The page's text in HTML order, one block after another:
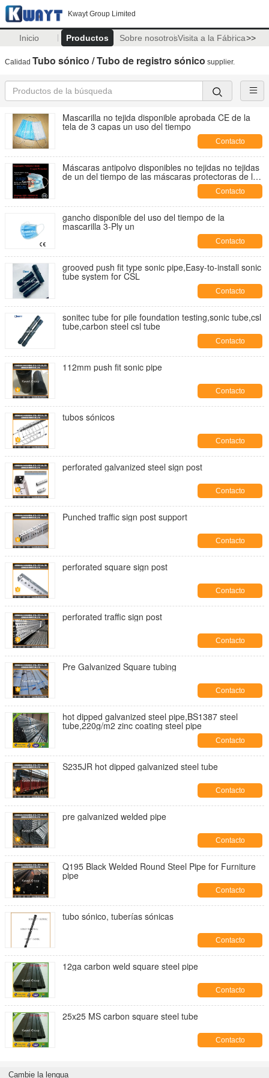
Kwayt Group Limited
Inicio Productos Sobre nosotrosVisita a la Fábrica>>
Calidad Tubo sónico / Tubo de registro sónico supplier.
Mascarilla no tejida disponible aprobada CE de la
tela de 3 capas un uso del tiempo
Contacto
Máscaras antipolvo disponibles no tejidas no tejidas
de un del tiempo de las máscaras protectoras de la
mascarilla de 3 capas gancho del uso Contacto
gancho disponible del uso del tiempo de la
mascarilla 3-Ply un
Contacto
grooved push fit type sonic pipe,Easy-to-install sonic
tube system for CSL
Contacto
sonitec tube for pile foundation testing,sonic tube,csl
tube,carbon steel csl tube
Contacto
112mm push fit sonic pipe
Contacto
tubos sónicos
Contacto
perforated galvanized steel sign post
Contacto
Punched traffic sign post support
Contacto
perforated square sign post
Contacto
perforated traffic sign post
Contacto
Pre Galvanized Square tubing
Contacto
hot dipped galvanized steel pipe,BS1387 steel
tube,220g/m2 zinc coating steel pipe
Contacto
S235JR hot dipped galvanized steel tube
Contacto
pre galvanized welded pipe
Contacto
Q195 Black Welded Round Steel Pipe for Furniture
pipe
Contacto
tubo sónico, tuberías sónicas
Contacto
12ga carbon weld square steel pipe
Contacto
25x25 MS carbon square steel tube
Contacto
Cambie la lengua